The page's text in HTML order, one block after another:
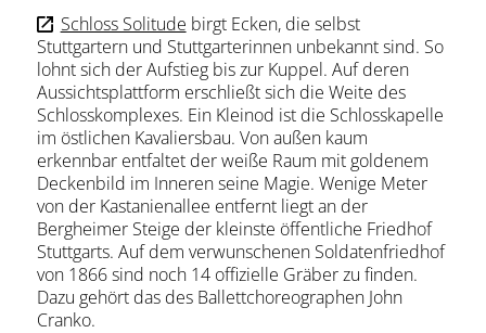
Schloss Solitude birgt Ecken, die selbst
Stuttgartern und Stuttgarterinnen unbekannt sind. So
lohnt sich der Aufstieg bis zur Kuppel. Auf deren
Aussichtsplattform erschließt sich die Weite des
Schlosskomplexes. Ein Kleinod ist die Schlosskapelle
im östlichen Kavaliersbau. Von außen kaum
erkennbar entfaltet der weiße Raum mit goldenem
Deckenbild im Inneren seine Magie. Wenige Meter
von der Kastanienallee entfernt liegt an der
Bergheimer Steige der kleinste öffentliche Friedhof
Stuttgarts. Auf dem verwunschenen Soldatenfriedhof
von 1866 sind noch 14 offizielle Gräber zu finden.
Dazu gehört das des Ballettchoreographen John
Cranko.